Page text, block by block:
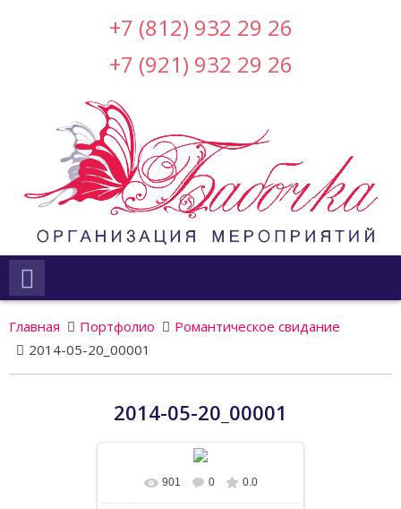
+7 (812) 932 29 26
+7 (921) 932 29 26
Главная Портфолио
Романтическое свидание
2014-05-20_00001
2014-05-20_00001
В реальном размере 1196x768
901 0 0.0